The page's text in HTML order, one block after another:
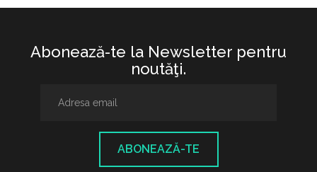
Abonează-te la Newsletter pentru
noutăţi.
ABONEAZĂ-TE